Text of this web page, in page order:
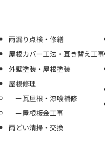
雨漏り点検・修繕
屋根カバー工法・葺き替え工事
外壁塗装・屋根塗装
屋根修理
瓦屋根・漆喰補修
屋根板金工事
雨どい清掃・交換